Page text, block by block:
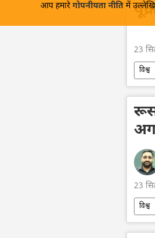
आप हमारे गोपनीयता नीति में
23
विश्व
रूस
23
विश्व